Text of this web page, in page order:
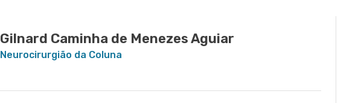
Gilnard Caminha de Menezes Aguiar
Neurocirurgião da Coluna